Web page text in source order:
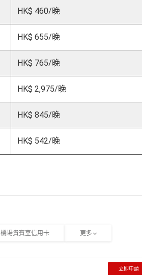
HK$ 460/晚
HK$ 655/晚
HK$ 765/晚
HK$ 2,975/晚
HK$ 845/晚
HK$ 542/晚
機場貴賓室信用卡 更多
立即申請